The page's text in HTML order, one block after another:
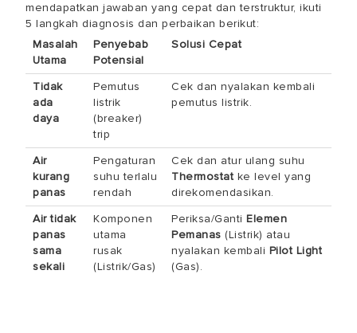
mendapatkan jawaban yang cepat dan terstruktur, ikuti
5 langkah diagnosis dan perbaikan berikut:
Masalah
Utama
Penyebab
Potensial
Solusi Cepat
Tidak
ada
daya
Pemutus
listrik
(breaker)
trip
Cek dan nyalakan kembali
pemutus listrik.
Air
kurang
panas
Pengaturan
suhu terlalu
rendah
Cek dan atur ulang suhu
Thermostat ke level yang
direkomendasikan.
Air tidak
panas
sama
sekali
Komponen
utama
rusak
(Listrik/Gas)
Periksa/Ganti Elemen
Pemanas (Listrik) atau
nyalakan kembali Pilot Light
(Gas).